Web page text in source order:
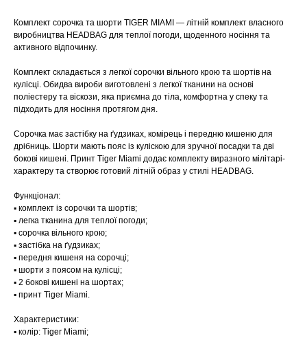
Комплект сорочка та шорти TIGER MIAMI — літній комплект власного
виробництва HEADBAG для теплої погоди, щоденного носіння та
активного відпочинку.
Комплект складається з легкої сорочки вільного крою та шортів на
кулісці. Обидва вироби виготовлені з легкої тканини на основі
поліестеру та віскози, яка приємна до тіла, комфортна у спеку та
підходить для носіння протягом дня.
Сорочка має застібку на ґудзиках, комірець і передню кишеню для
дрібниць. Шорти мають пояс із куліскою для зручної посадки та дві
бокові кишені. Принт Tiger Miami додає комплекту виразного мілітарі-
характеру та створює готовий літній образ у стилі HEADBAG.
Функціонал:
▪️ комплект із сорочки та шортів;
▪️ легка тканина для теплої погоди;
▪️ сорочка вільного крою;
▪️ застібка на ґудзиках;
▪️ передня кишеня на сорочці;
▪️ шорти з поясом на кулісці;
▪️ 2 бокові кишені на шортах;
▪️ принт Tiger Miami.
Характеристики:
▪️ колір: Tiger Miami;